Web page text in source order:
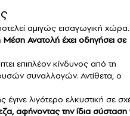
αμιγώς εισαγωγική χώρα.
Ανατολή έχει οδηγήσει σε
επιπλέον κίνδυνος από τη
συναλλαγών. Αντίθετα, ο
λιγότερο ελκυστική σε
αφήνοντας την ίδια σύσταση